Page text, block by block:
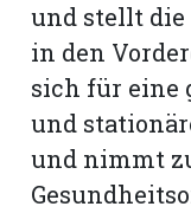
und stellt
in den
sich für eine
und
und nimmt